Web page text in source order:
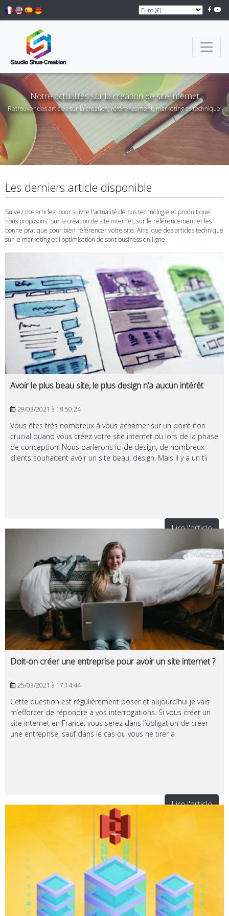
Notre actualités sur la création de site internet
Retrouver des articles sur la création, référencement, marketing et technique.
Les derniers article disponible
Suivez nos articles, pour suivre l'actualité de nos technologie et produit que
nous proposons. Sur la création de site internet, sur le référencement et les
bonne pratique pour bien référencer votre site. Ainsi que des articles technique
sur le marketing et l'optimisation de sont business en ligne.
Avoir le plus beau site, le plus design n’a aucun intérêt
29/03/2021 à 18:50:24
Vous êtes très nombreux à vous acharner sur un point non
crucial quand vous créez votre site internet ou lors de la phase
de conception. Nous parlerons ici de design, de nombreux
clients souhaitent avoir un site beau, design. Mais il y a un t’i
Lire l'article
Doit-on créer une entreprise pour avoir un site internet ?
25/03/2021 à 17:14:44
Cette question est régulièrement poser et aujourd’hui je vais
m’efforcer de répondre à vos interrogations. Si vous créer un
site internet en France, vous serez dans l’obligation de créer
une entreprise, sauf dans le cas ou vous ne tirer a
Lire l'article